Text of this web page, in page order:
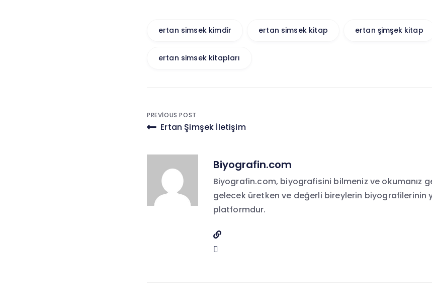
ertan simsek kimdir ertan simsek kitap ertan şimşek kitap
ertan simsek kitapları
Yazı
PREVIOUS POST
Ertan Şimşek İletişim
Biyografin.com
Biyografin.com, biyografisini bilmeniz ve okumanız
gelecek üretken ve değerli bireylerin biyografilerinin
platformdur.